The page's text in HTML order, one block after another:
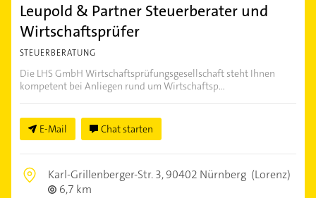
Leupold & Partner Steuerberater und
Wirtschaftsprüfer
STEUERBERATUNG
Die LHS GmbH Wirtschaftsprüfungsgesellschaft steht Ihnen
kompetent bei Anliegen rund um Wirtschaftsp...
E-Mail Chat starten
Karl-Grillenberger-Str. 3,90402 Nürnberg (Lorenz)
6,7 km